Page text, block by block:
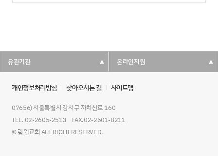
개인정보처리방침 찾아오시는 길 사이트맵
07656) 서울특별시 강서구 까치산로 160
TEL. 02-2605-2513 FAX.02-2601-8211
© 람원교회 ALL RIGHT RESERVED.
유관기관 ▾ 온라인지원 ▾